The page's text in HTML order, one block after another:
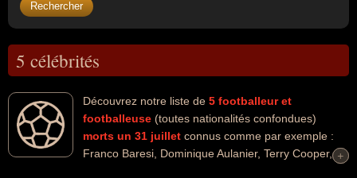
5 célébrités
Découvrez notre liste de 5 footballeur et
footballeuse (toutes nationalités confondues)
morts un 31 juillet connus comme par exemple :
Franco Baresi, Dominique Aulanier, Terry Cooper,
+
+